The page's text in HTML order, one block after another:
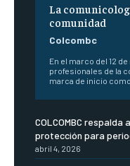
La
comunidad
Colcombc
En el marco del 12
profesionales de la
marca de inicio como
COLCOMBC respalda
protección para
abril 4, 2026